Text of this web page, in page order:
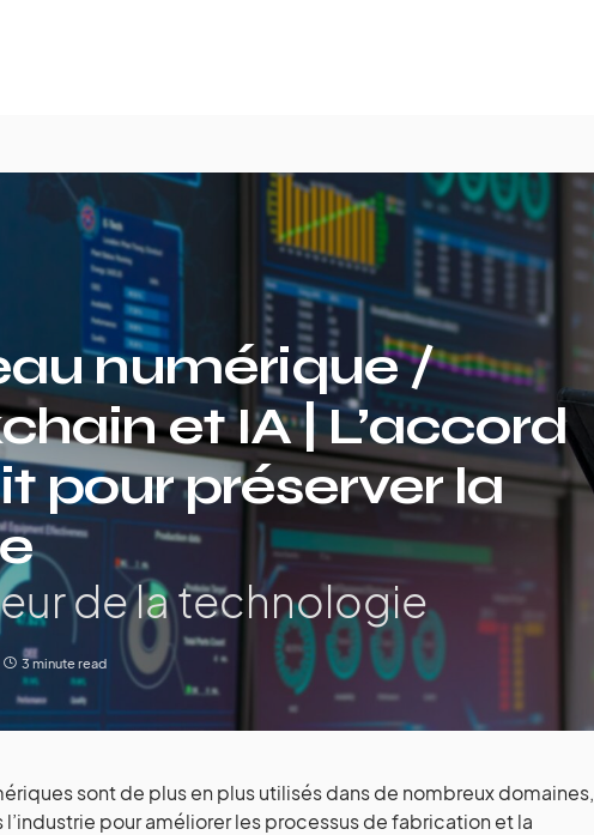
numérique /
et IA | L’accord
pour préserver la
de la technologie
3 minute read
sont de plus en plus utilisés dans de nombreux domaines,
pour améliorer les processus de fabrication et la